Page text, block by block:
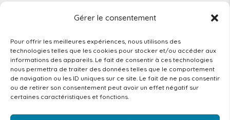
Gérer le consentement
Pour offrir les meilleures expériences, nous utilisons des
technologies telles que les cookies pour stocker et/ou accéder aux
informations des appareils. Le fait de consentir à ces technologies
nous permettra de traiter des données telles que le comportement
de navigation ou les ID uniques sur ce site. Le fait de ne pas consentir
ou de retirer son consentement peut avoir un effet négatif sur
certaines caractéristiques et fonctions.
8h – 12h15
Mercredi et vendredi
8h – 12h15 / 13h – 16h30
NEWSLETTER